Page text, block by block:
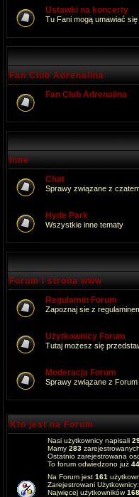
Ustawki na koncerty
Tu Fani mogą umawiać
Fan Club Adrenalina
Fan Club Adrenalina
Inne
Chat
Sprawy związane z
Hyde Park
Wszystkie inne tematy
Forum i strona www
Regulamin Forum
Zapoznaj sie z
Użytkownicy Forum
Tutaj możesz się
Moderacja Forum
Sprawy związane z Forum
Kto jest na Forum
Nasi użytkownicy napisali
Mamy 283
Ostatnio zarejestrowana
To forum odwiedzono już
Na Forum jest 161
Zarejestrowani
Najwięcej użytkowników